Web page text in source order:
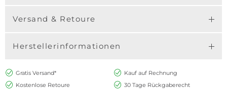
Versand & Retoure
Herstellerinformationen
Gratis Versand*
Kauf auf Rechnung
Kostenlose Retoure
30 Tage Rückgaberecht